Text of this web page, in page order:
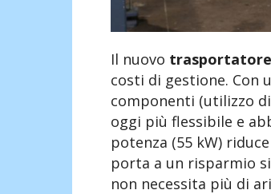
Il nuovo
costi di gestione. Con
componenti (utilizzo
oggi più flessibile e
potenza (55 kW)
porta a un risparmio
non necessita più di